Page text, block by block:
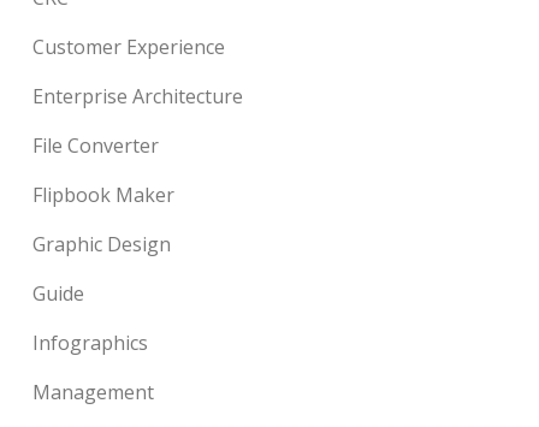
Customer Experience
Enterprise Architecture
File Converter
Flipbook Maker
Graphic Design
Guide
Infographics
Management